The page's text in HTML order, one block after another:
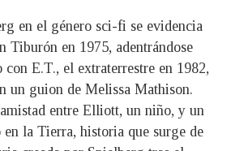
en el género sci-fi se evidencia
Tiburón en 1975, adentrándose
con E.T., el extraterrestre en 1982,
un guion de Melissa Mathison.
entre Elliott, un niño, y un
en la Tierra, historia que surge de